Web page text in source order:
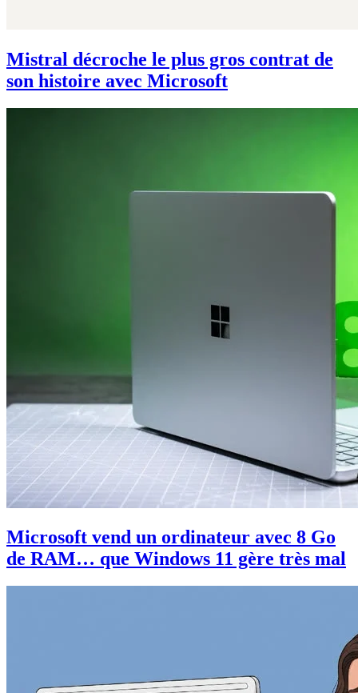
Mistral décroche le plus gros contrat de
son histoire avec Microsoft
Microsoft vend un ordinateur avec 8 Go
de RAM… que Windows 11 gère très mal